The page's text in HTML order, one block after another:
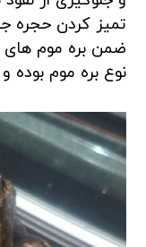
تمیز کردن حجره
ضمن بره موم های
نوع بره موم بوده